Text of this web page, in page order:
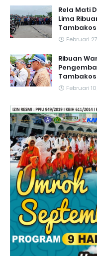
Rela Mati
Lima
Februari
Ribuan
Februari